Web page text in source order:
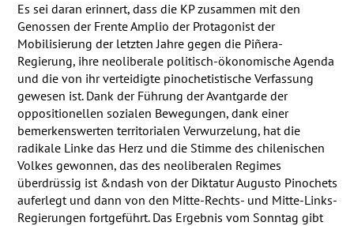
Es sei daran erinnert, dass die KP zusammen mit den
Genossen der Frente Amplio der Protagonist der
Mobilisierung der letzten Jahre gegen die Piñera-
Regierung, ihre neoliberale politisch-ökonomische Agenda
und die von ihr verteidigte pinochetistische Verfassung
gewesen ist. Dank der Führung der Avantgarde der
oppositionellen sozialen Bewegungen, dank einer
bemerkenswerten territorialen Verwurzelung, hat die
radikale Linke das Herz und die Stimme des chilenischen
Volkes gewonnen, das des neoliberalen Regimes
überdrüssig ist &ndash von der Diktatur Augusto Pinochets
auferlegt und dann von den Mitte-Rechts- und Mitte-Links-
Regierungen fortgeführt. Das Ergebnis vom Sonntag gibt